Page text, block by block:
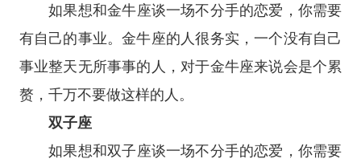
如果想和金牛座谈一场不分手的恋爱，你需要
有自己的事业。金牛座的人很务实，一个没有自己
事业整天无所事事的人，对于金牛座来说会是个累
赘，千万不要做这样的人。
双子座
如果想和双子座谈一场不分手的恋爱，你需要